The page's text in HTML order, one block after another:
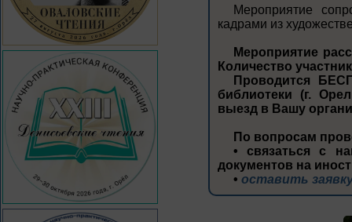
Мероприятие
кадрами из
Мероприятие
Количество
Проводится
библиотеки (г.
выезд в Вашу
По вопросам
• связаться с
документов на
• оставить